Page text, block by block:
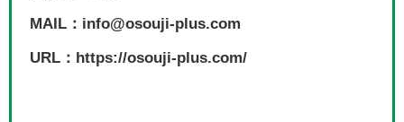
MAIL：info@osouji-plus.com
URL：https://osouji-plus.com/